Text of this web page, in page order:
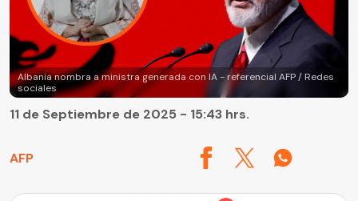
Albania nombra a ministra generada con IA - referencial AFP / Redes
sociales
AFP
11 de Septiembre de 2025 - 15:43 hrs.